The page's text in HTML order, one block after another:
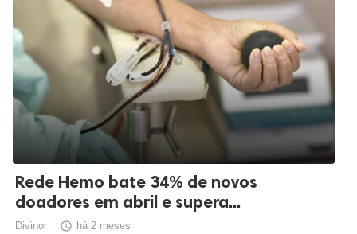
Rede Hemo bate 34% de novos
doadores em abril e supera...
Divinor  há 2 meses